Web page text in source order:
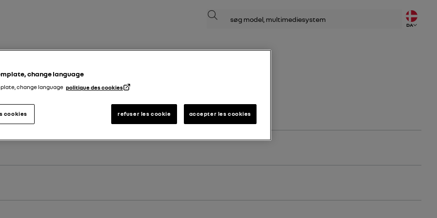
søg
DA
change language
change language politique des cookies
refuser les cookie accepter les cookies
cookies